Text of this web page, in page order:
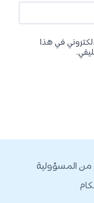
في هذا
من المسؤولية